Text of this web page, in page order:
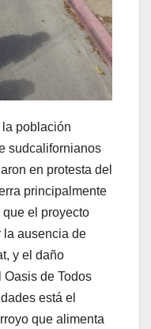
población
sudcalifornianos
en protesta del
principalmente
el proyecto
la ausencia de
y el daño
de Todos
está el
que alimenta